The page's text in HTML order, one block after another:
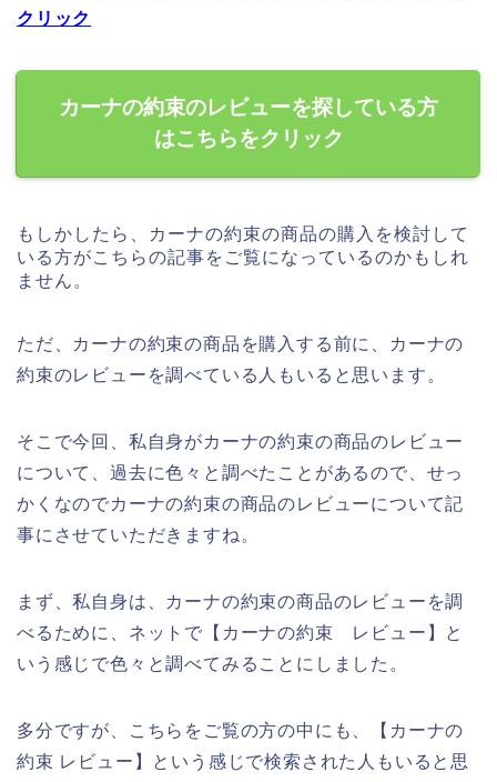
クリック
カーナの約束のレビューを探している方
はこちらをクリック
もしかしたら、カーナの約束の商品の購入を検討して
いる方がこちらの記事をご覧になっているのかもしれ
ません。
ただ、カーナの約束の商品を購入する前に、カーナの
約束のレビューを調べている人もいると思います。
そこで今回、私自身がカーナの約束の商品のレビュー
について、過去に色々と調べたことがあるので、せっ
かくなのでカーナの約束の商品のレビューについて記
事にさせていただきますね。
まず、私自身は、カーナの約束の商品のレビューを調
べるために、ネットで【カーナの約束 レビュー】と
いう感じで色々と調べてみることにしました。
多分ですが、こちらをご覧の方の中にも、【カーナの
約束 レビュー】という感じで検索された人もいると思